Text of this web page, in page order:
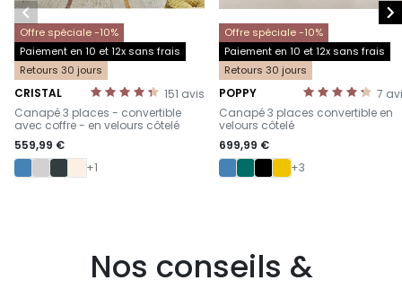
Offre spéciale -10%
Paiement en 10 et 12x sans frais
Retours 30 jours
151 avis
CRISTAL
-
Canapé 3 places - convertible
avec coffre - en velours côtelé
559,99 €
+1
Offre spéciale -10%
Paiement en 10 et 12x sans frais
Retours 30 jours
7
POPPY
-
Canapé 3 places convertible en
velours côtelé
699,99 €
+3
 
Nos conseils &